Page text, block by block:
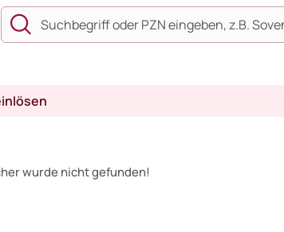
wurde nicht gefunden!